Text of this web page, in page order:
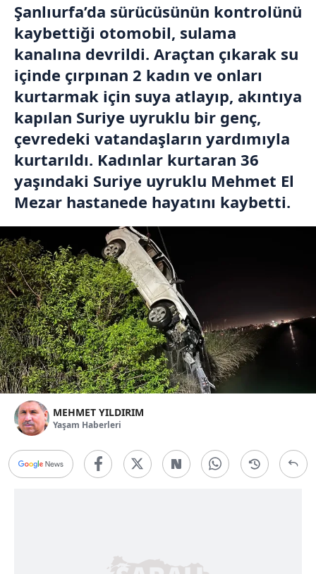
Şanlıurfa’da sürücüsünün kontrolünü
kaybettiği otomobil, sulama
kanalına devrildi. Araçtan çıkarak su
içinde çırpınan 2 kadın ve onları
kurtarmak için suya atlayıp, akıntıya
kapılan Suriye uyruklu bir genç,
çevredeki vatandaşların yardımıyla
kurtarıldı. Kadınlar kurtaran 36
yaşındaki Suriye uyruklu Mehmet El
Mezar hastanede hayatını kaybetti.
MEHMET YILDIRIM
Yaşam Haberleri